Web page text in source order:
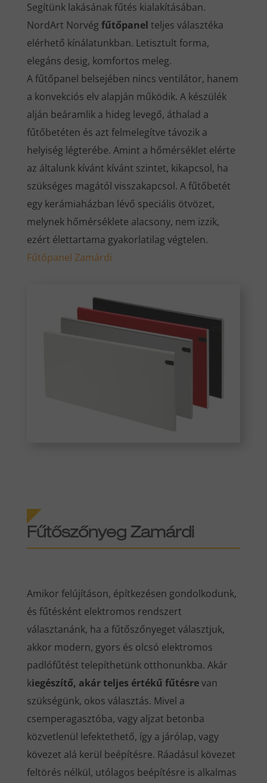
Segítünk lakásának fűtés kialakításában.
NordArt Norvég fűtőpanel teljes választéka
elérhető kínálatunkban. Letisztult forma,
elegáns desig, komfortos meleg.
A fűtőpanel belsejében nincs ventilátor, hanem
a konvekciós elv alapján működik. A készülék
alján beáramlik a hideg levegő, áthalad a
fűtőbetéten és azt felmelegítve távozik a
helyiség légterébe. Amint a hőmérséklet elérte
az általunk kívánt kívánt szintet, kikapcsol, ha
szükséges magától visszakapcsol. A fűtőbetét
egy kerámiaházban lévő speciális ötvözet,
melynek hőmérséklete alacsony, nem izzik,
ezért élettartama gyakorlatilag végtelen.
Fűtőpanel Zamárdi
Fűtőszőnyeg Zamárdi
Amikor felújításon, építkezésen gondolkodunk,
és fűtésként elektromos rendszert
választanánk, ha a fűtőszőnyeget választjuk,
akkor modern, gyors és olcsó elektromos
padlófűtést telepíthetünk otthonunkba. Akár
kiegészítő, akár teljes értékű fűtésrevan
szükségünk, okos választás. Mivel a
csemperagasztóba, vagy aljzat betonba
közvetlenül lefektethető, így a járólap, vagy
kövezet alá kerül beépítésre. Ráadásul kövezet
feltörés nélkül, utólagos beépítésre is alkalmas